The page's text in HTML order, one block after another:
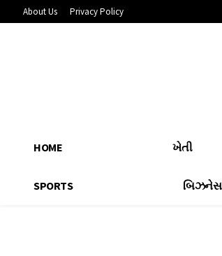
About Us Privacy Policy
HOME ખેતી
SPORTS બિઝનેસ